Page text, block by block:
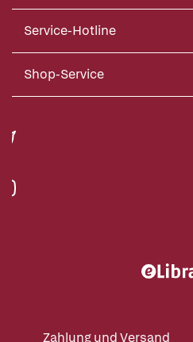
Service-Hotline
Shop-Service
Zahlung und Versand